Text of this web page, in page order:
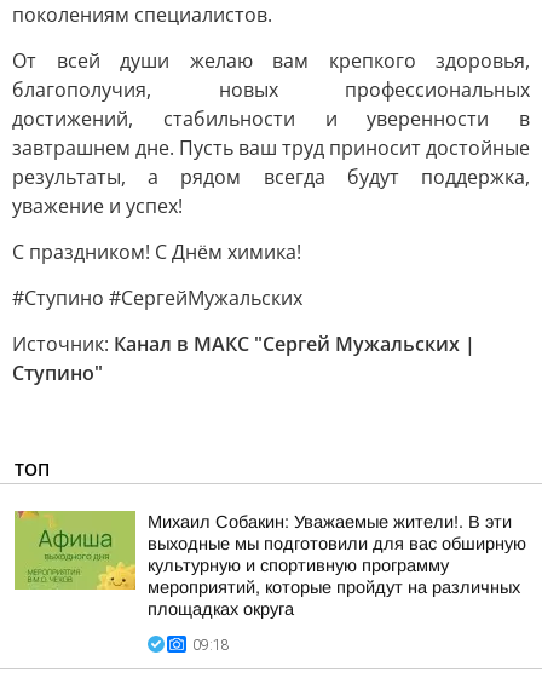
поколениям специалистов.
От всей души желаю вам крепкого здоровья,
благополучия, новых профессиональных
достижений, стабильности и уверенности в
завтрашнем дне. Пусть ваш труд приносит достойные
результаты, а рядом всегда будут поддержка,
уважение и успех!
С праздником! С Днём химика!
#Ступино #СергейМужальских
Источник: Канал в МАКС "Сергей Мужальских |
Ступино"
ТОП
Михаил Собакин: Уважаемые жители!. В эти
выходные мы подготовили для вас обширную
культурную и спортивную программу
мероприятий, которые пройдут на различных
площадках округа
09:18